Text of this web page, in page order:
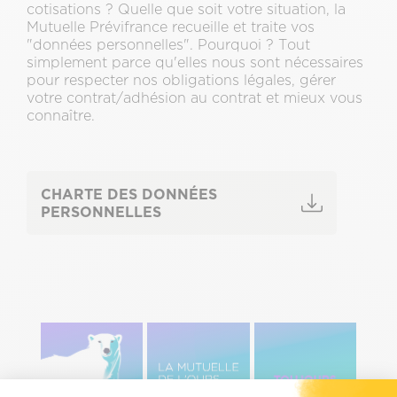
cotisations ? Quelle que soit votre situation, la
Mutuelle Prévifrance recueille et traite vos
"données personnelles". Pourquoi ? Tout
simplement parce qu'elles nous sont nécessaires
pour respecter nos obligations légales, gérer
votre contrat/adhésion au contrat et mieux vous
connaître.
CHARTE DES DONNÉES
PERSONNELLES
gauche